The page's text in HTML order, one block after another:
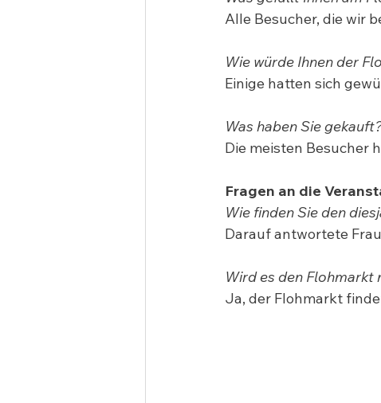
Alle Besucher, die wir
Wie würde Ihnen der
Einige hatten sich
Was haben Sie
Die meisten Besucher
Fragen an die
Wie finden Sie den
Darauf antwortete
Wird es den Flohmarkt
Ja, der Flohmarkt